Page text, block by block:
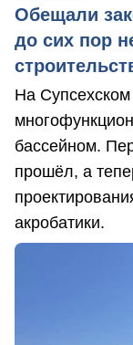
Обещали
до сих пор
На
бассейном.
прошёл, а
акробатики.